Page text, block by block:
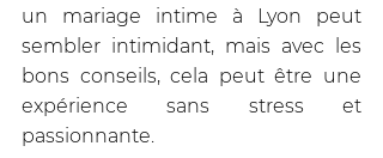
un mariage intime à Lyon peut
sembler intimidant, mais avec les
bons conseils, cela peut être une
expérience sans stress et
passionnante.